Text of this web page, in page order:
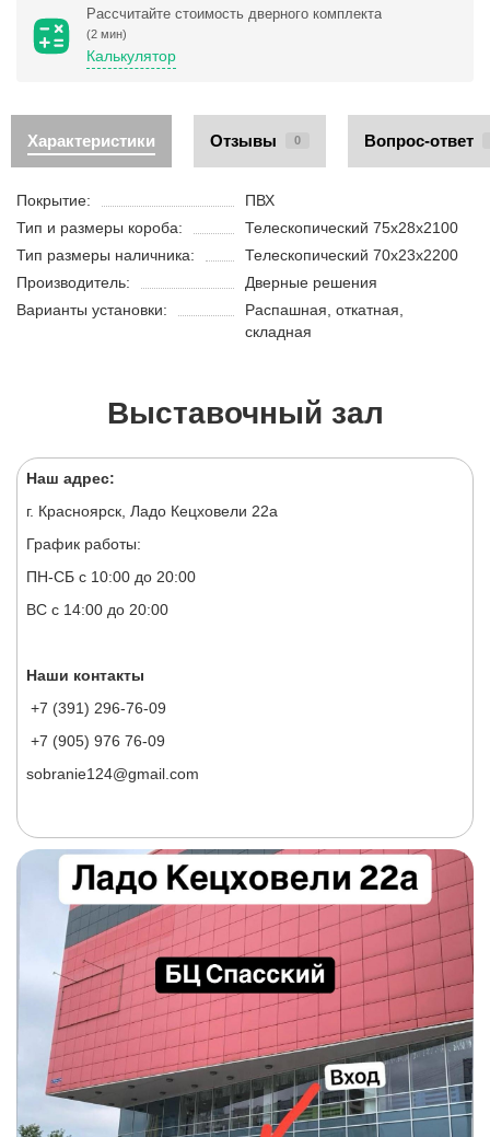
Рассчитайте стоимость дверного комплекта
(2 мин)
Калькулятор
Характеристики Отзывы 0 Вопрос-ответ
Покрытие:
ПВХ
Тип и размеры короба:
Телескопический 75х28х2100
Тип размеры наличника:
Телескопический 70х23х2200
Производитель:
Дверные решения
Варианты установки:
Распашная, откатная,
складная
Выставочный зал
Наш адрес:
г. Красноярск, Ладо Кецховели 22а
График работы:
ПН-СБ с 10:00 до 20:00
ВС с 14:00 до 20:00
Наши контакты
+7 (391) 296-76-09
+7 (905) 976 76-09
sobranie124@gmail.com